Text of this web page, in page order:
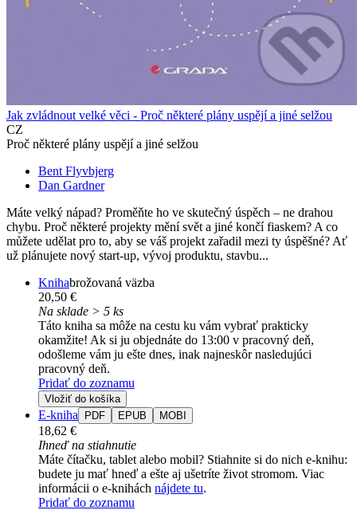
Jak zvládnout velké věci - Proč některé plány uspějí a jiné selžou
CZ
Proč některé plány uspějí a jiné selžou
Bent Flyvbjerg
Dan Gardner
Máte velký nápad? Proměňte ho ve skutečný úspěch – ne drahou
chybu. Proč některé projekty mění svět a jiné končí fiaskem? A co
můžete udělat pro to, aby se váš projekt zařadil mezi ty úspěšné? Ať
už plánujete nový start-up, vývoj produktu, stavbu...
Knihabrožovaná väzba
20,50 €
Na sklade > 5 ks
Táto kniha sa môže na cestu ku vám vybrať prakticky
okamžite! Ak si ju objednáte do 13:00 v pracovný deň,
odošleme vám ju ešte dnes, inak najneskôr nasledujúci
pracovný deň.
Pridať do zoznamu
Vložiť do košíka
E-kniha PDF EPUB MOBI
18,62 €
Ihneď na stiahnutie
Máte čítačku, tablet alebo mobil? Stiahnite si do nich e-knihu:
budete ju mať hneď a ešte aj ušetríte život stromom. Viac
informácii o e-knihách nájdete tu.
Pridať do zoznamu